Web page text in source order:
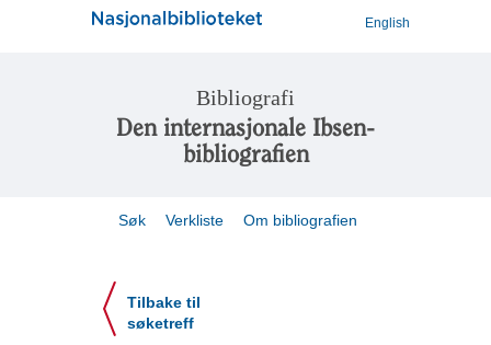
English
Bibliografi
Den internasjonale Ibsen-
bibliografien
Søk Verkliste Om bibliografien
Tilbake til
søketreff